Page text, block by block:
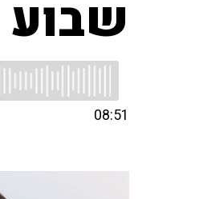
שבוע
08:51